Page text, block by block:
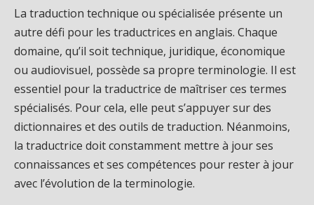
La traduction technique ou spécialisée présente un
autre défi pour les traductrices en anglais. Chaque
domaine, qu’il soit technique, juridique, économique
ou audiovisuel, possède sa propre terminologie. Il est
essentiel pour la traductrice de maîtriser ces termes
spécialisés. Pour cela, elle peut s’appuyer sur des
dictionnaires et des outils de traduction. Néanmoins,
la traductrice doit constamment mettre à jour ses
connaissances et ses compétences pour rester à jour
avec l’évolution de la terminologie.